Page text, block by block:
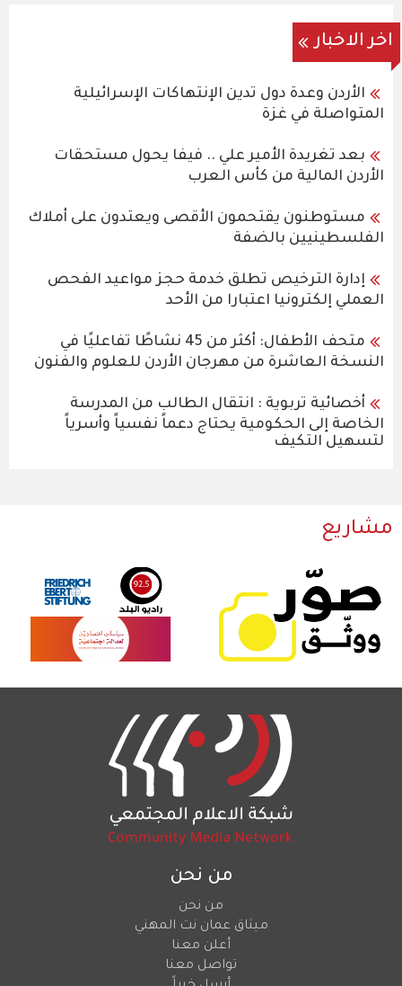
اخر الاخبار
الأردن وعدة دول تدين الإنتهاكات الإسرائيلية
المتواصلة في غزة
بعد تغريدة الأمير علي .. فيفا يحول مستحقات
الأردن المالية من كأس العرب
مستوطنون يقتحمون الأقصى ويعتدون على أملاك
الفلسطينيين بالضفة
إدارة الترخيص تطلق خدمة حجز مواعيد الفحص
العملي إلكترونيا اعتبارا من الأحد
متحف الأطفال: أكثر من 45 نشاطًا تفاعليًا في
النسخة العاشرة من مهرجان الأردن للعلوم والفنون
أخصائية تربوية : انتقال الطالب من المدرسة
الخاصة إلى الحكومية يحتاج دعماً نفسياً وأسرياً
لتسهيل التكيف
مشاريع
من نحن
من نحن
ميثاق عمان نت المهني
أعلن معنا
تواصل معنا